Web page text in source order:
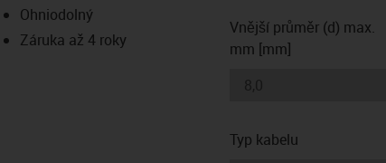
Ohniodolný
Záruka až 4 roky
Vnější průměr (d) max.
mm [mm]
Typ kabelu